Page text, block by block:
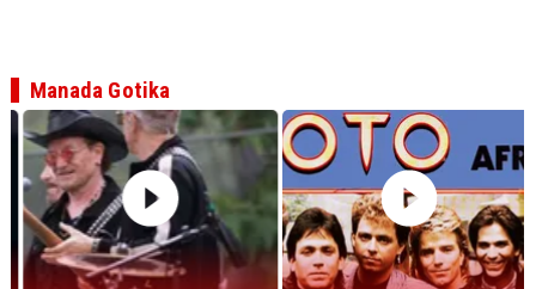
Manada Gotika